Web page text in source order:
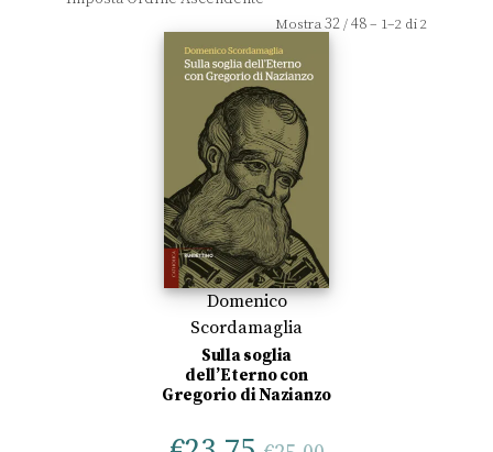
Mostra32/48– 1–2 di 2
Domenico
Scordamaglia
Sulla soglia
dell’Eterno con
Gregorio di Nazianzo